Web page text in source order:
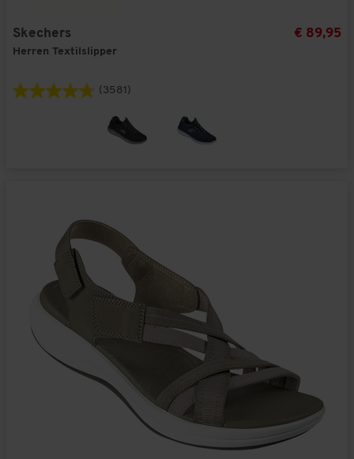
Skechers
Herren Textilslipper
€ 89,95
(3581)